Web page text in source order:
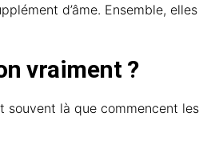
d’âme. Ensemble, elles
vraiment ?
souvent là que commencent les